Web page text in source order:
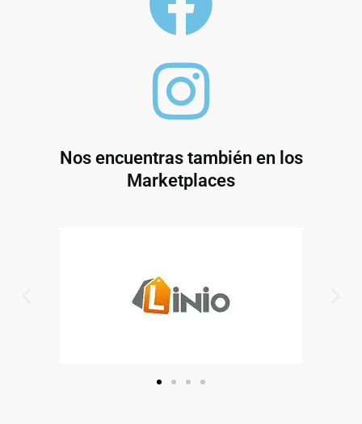
Nos encuentras también en los
Marketplaces